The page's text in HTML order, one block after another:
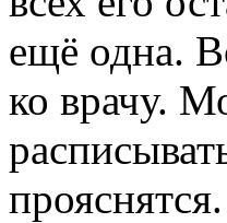
ещё одна.
ко врачу.
прояснятся.